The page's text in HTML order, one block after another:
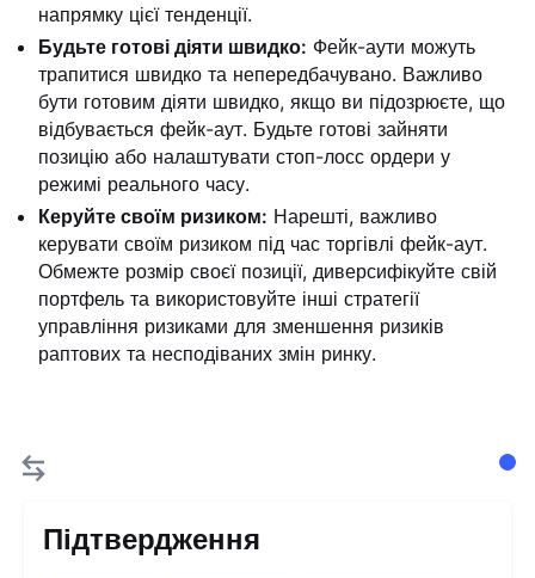
напрямку цієї тенденції.
Будьте готові діяти швидко: Фейк-аути можуть
трапитися швидко та непередбачувано. Важливо
бути готовим діяти швидко, якщо ви підозрюєте, що
відбувається фейк-аут. Будьте готові зайняти
позицію або налаштувати стоп-лосс ордери у
режимі реального часу.
Керуйте своїм ризиком: Нарешті, важливо
керувати своїм ризиком під час торгівлі фейк-аут.
Обмежте розмір своєї позиції, диверсифікуйте свій
портфель та використовуйте інші стратегії
управління ризиками для зменшення ризиків
раптових та несподіваних змін ринку.
Підтвердження